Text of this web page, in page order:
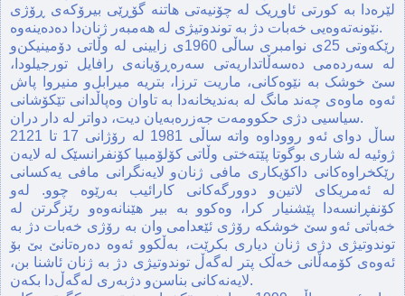
لێره‌دا به‌ کورتی ئاو‌ڕیک له‌ چۆنیه‌تی هاتنه‌ گۆڕێی بیرۆکه‌ی ڕۆژی
نێونه‌ته‌وه‌یی خه‌بات دژ به‌ توندوتیژی له‌ هه‌مبه‌ر ژنان‌دا ده‌ده‌ینه‌وه‌.
رێکه‌وتی 25ی نوامبری ساڵی 1960ی زایینی‌ له وڵاتی دۆمینیکن‌و
له‌ سه‌رده‌می ده‌سه‌ڵاتداریه‌تی سه‌ره‌ڕۆیانه‌ی رافایل تورجیلودا،
سێ خوشک به‌ نێوه‌کانی، ماریت ترزا، بتریه میرابل‌و منیروا پاش
ئه‌وه‌ ماوه‌ی چه‌ند مانگ له‌ به‌ندیخانه‌دا به‌ تاوان وه‌پاڵدانی تێکۆشانی
سیاسیی دژی حکوومه‌ت جه‌زره‌به‌یان دیت، دواتر له‌ دار دران.
21ساڵ دوای ئه‌و رووداوه واته ساڵی 1981 له رۆژانی 17 تا 21
ژوئیه له شاری بوگوتا پێته‌ختی وڵاتی کۆلۆمبیا کۆنفرانسێک له لایه‌ن
رێکخراوه‌کانی داکۆیکاری مافی ژنان‌و لایه‌نگرانی مافی یه‌کسانی
له ئه‌مریکای لاتین‌و دوورگه‌کانی کارائیب به‌رێوه‌ چوو. له‌و
کۆنفڕانسه‌دا پێشنیار کرا، وه‌کوو به‌ بیر هێنانه‌وه‌و رێزگرتن له‌
خه‌باتی ئه‌و سێ خوشکه‌ رۆژی ئێعدامی وان به رۆژی خه‌بات دژ به‌
توندوتیژی دژی ژنان دیاری بکرێت، به‌ڵکوو ئه‌وه‌ ده‌ره‌تانێ بێ بۆ
ئه‌وه‌ی کۆمه‌ڵانی خه‌ڵک پتر له‌گه‌ڵ توندوتیژی دژ به‌ ژنان ئاشنا بن‌،
لایه‌نه‌کانی بناسن‌و دژبه‌ری له‌گه‌ڵ‌دا بکه‌ن.